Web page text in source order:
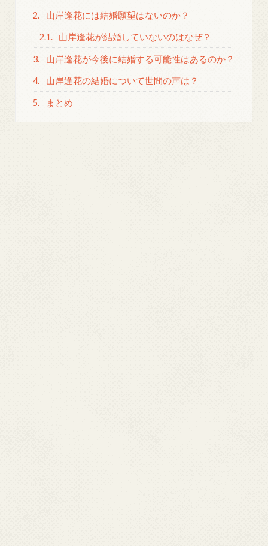
2. 山岸逢花には結婚願望はないのか？
2.1. 山岸逢花が結婚していないのはなぜ？
3. 山岸逢花が今後に結婚する可能性はあるのか？
4. 山岸逢花の結婚について世間の声は？
5. まとめ